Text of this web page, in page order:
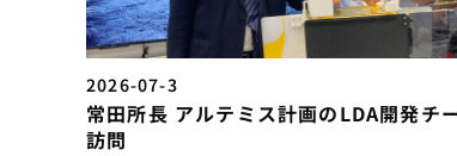
2026-07-3
常田所長 アルテミス計画のLDA開発チ
訪問